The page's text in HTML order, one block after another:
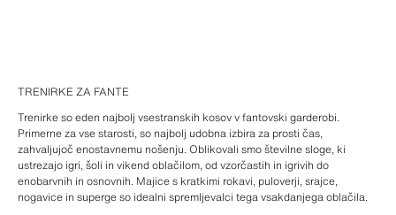
TRENIRKE ZA FANTE
Trenirke so eden najbolj vsestranskih kosov v fantovski garderobi.
Primerne za vse starosti, so najbolj udobna izbira za prosti čas,
zahvaljujoč enostavnemu nošenju. Oblikovali smo številne sloge, ki
ustrezajo igri, šoli in vikend oblačilom, od vzorčastih in igrivih do
enobarvnih in osnovnih. Majice s kratkimi rokavi, puloverji, srajce,
nogavice in superge so idealni spremljevalci tega vsakdanjega oblačila.